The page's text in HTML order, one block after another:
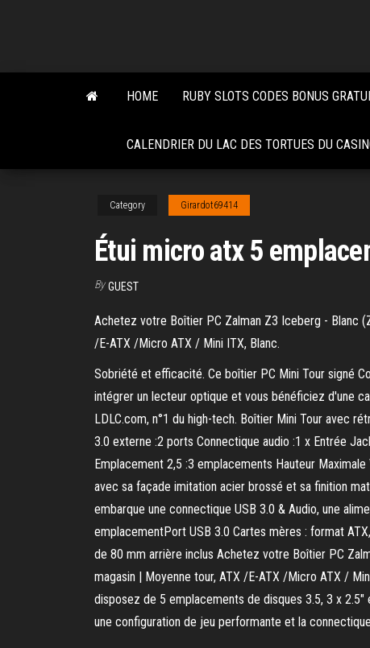
content
HOME RUBY SLOTS CODES BONUS
CALENDRIER DU LAC DES TORTUES DU
Category Girardot69414
Étui micro atx 5
By GUEST
Achetez votre Boîtier PC Zalman Z3 Iceberg - Blanc
/E-ATX /Micro ATX / Mini ITX, Blanc.
Sobriété et efficacité. Ce boîtier PC Mini Tour signé
intégrer un lecteur optique et vous bénéficiez d'une
LDLC.com, n°1 du high-tech. Boîtier Mini Tour avec
3.0 externe :2 ports Connectique audio :1 x Entrée
Emplacement 2,5 :3 emplacements Hauteur
avec sa façade imitation acier brossé et sa finition
embarque une connectique USB 3.0 & Audio, une
emplacementPort USB 3.0 Cartes mères : format
de 80 mm arrière inclus Achetez votre Boîtier PC
magasin | Moyenne tour, ATX /E-ATX /Micro ATX /
disposez de 5 emplacements de disques 3.5, 3 x
une configuration de jeu performante et la